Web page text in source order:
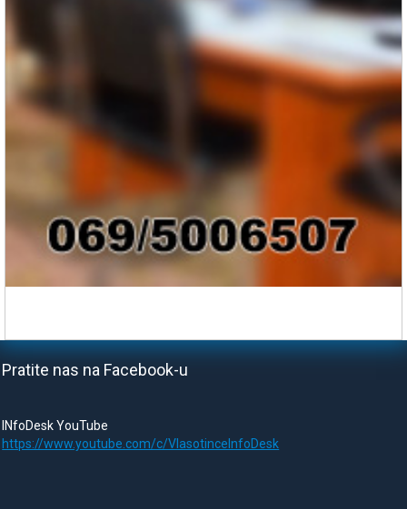
Pratite nas na Facebook-u
INfoDesk YouTube
https://www.youtube.com/c/VlasotinceInfoDesk